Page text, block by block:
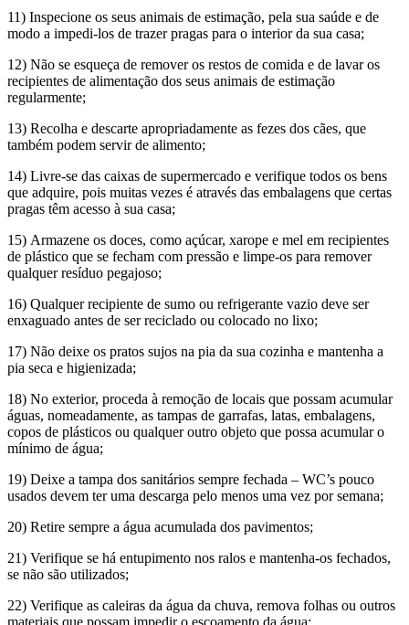
11) Inspecione os seus animais de estimação, pela sua saúde e de
modo a impedi-los de trazer pragas para o interior da sua casa;
12) Não se esqueça de remover os restos de comida e de lavar os
recipientes de alimentação dos seus animais de estimação
regularmente;
13) Recolha e descarte apropriadamente as fezes dos cães, que
também podem servir de alimento;
14) Livre-se das caixas de supermercado e verifique todos os bens
que adquire, pois muitas vezes é através das embalagens que certas
pragas têm acesso à sua casa;
15) Armazene os doces, como açúcar, xarope e mel em recipientes
de plástico que se fecham com pressão e limpe-os para remover
qualquer resíduo pegajoso;
16) Qualquer recipiente de sumo ou refrigerante vazio deve ser
enxaguado antes de ser reciclado ou colocado no lixo;
17) Não deixe os pratos sujos na pia da sua cozinha e mantenha a
pia seca e higienizada;
18) No exterior, proceda à remoção de locais que possam acumular
águas, nomeadamente, as tampas de garrafas, latas, embalagens,
copos de plásticos ou qualquer outro objeto que possa acumular o
mínimo de água;
19) Deixe a tampa dos sanitários sempre fechada – WC’s pouco
usados devem ter uma descarga pelo menos uma vez por semana;
20) Retire sempre a água acumulada dos pavimentos;
21) Verifique se há entupimento nos ralos e mantenha-os fechados,
se não são utilizados;
22) Verifique as caleiras da água da chuva, remova folhas ou outros
materiais que possam impedir o escoamento da água;